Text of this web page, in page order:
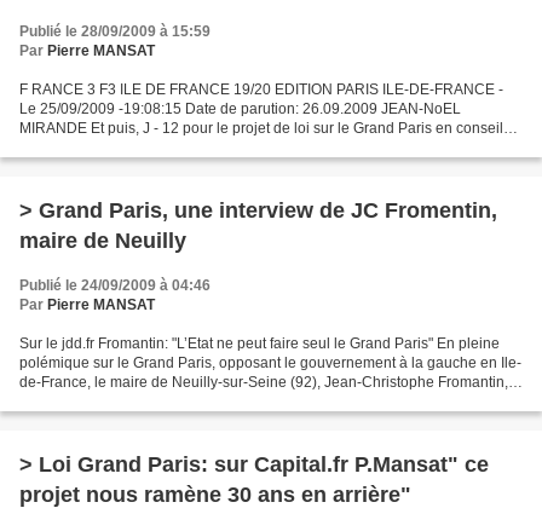
Publié le 28/09/2009 à 15:59
Par Pierre MANSAT
F RANCE 3 F3 ILE DE FRANCE 19/20 EDITION PARIS ILE-DE-FRANCE -
Le 25/09/2009 -19:08:15 Date de parution: 26.09.2009 JEAN-NoEL
MIRANDE Et puis, J - 12 pour le projet de loi sur le Grand Paris en conseil
> Grand Paris, une interview de JC Fromentin,
maire de Neuilly
Publié le 24/09/2009 à 04:46
Par Pierre MANSAT
Sur le jdd.fr Fromantin: "L’Etat ne peut faire seul le Grand Paris" En pleine
polémique sur le Grand Paris, opposant le gouvernement à la gauche en Ile-
de-France, le maire de Neuilly-sur-Seine (92), Jean-Christophe Fromantin,
> Loi Grand Paris: sur Capital.fr P.Mansat" ce
projet nous ramène 30 ans en arrière"